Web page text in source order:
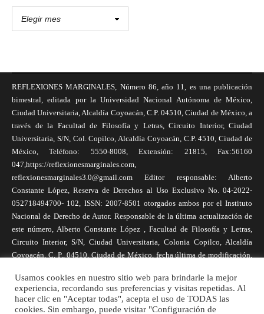
REFLEXIONES MARGINALES, Número 86, año 11, es una publicación
bimestral, editada por la Universidad Nacional Autónoma de México,
Ciudad Universitaria, Alcaldía Coyoacán, C.P. 04510, Ciudad de México, a
través de la Facultad de Filosofía y Letras, Circuito Interior, Ciudad
Universitaria, S/N, Col. Copilco, Alcaldía Coyoacán, C.P. 4510, Ciudad de
México, Teléfono: 5550-8008, Extensión: 21815, Fax:56160
047,https://reflexionesmarginales.com,
reflexionesmarginales3.0@gmail.com Editor responsable: Alberto
Constante López, Reserva de Derechos al Uso Exclusivo No. 04-2022-
052718494700- 102, ISSN: 2007-8501 otorgados ambos por el Instituto
Nacional de Derecho de Autor. Responsable de la última actualización de
este número, Alberto Constante López , Facultad de Filosofía y Letras,
Circuito Interior, S/N, Ciudad Universitaria, Colonia Copilco, Alcaldía
Coyoacán, C. P., 04510, Ciudad de México, fecha última de modificación,
necesariamente reflejan la postura de la revista, ni de Universidad Nacional
Autónoma de México. Los autores son responsables de los contenidos de
sus artículos. Se autoriza la reproducción total o parcial de los textos aquí
Usamos cookies en nuestro sitio web para brindarle la mejor
experiencia, recordando sus preferencias y visitas repetidas. Al
hacer clic en "Aceptar todas", acepta el uso de TODAS las
cookies. Sin embargo, puede visitar "Configuración de